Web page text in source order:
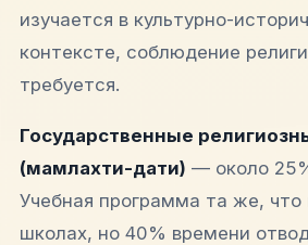
изучается в культурно-
контексте, соблюдение
требуется.​
Государственные
(мамлахти-дати) — около
Учебная программа та же, что
школах, но 40% времени